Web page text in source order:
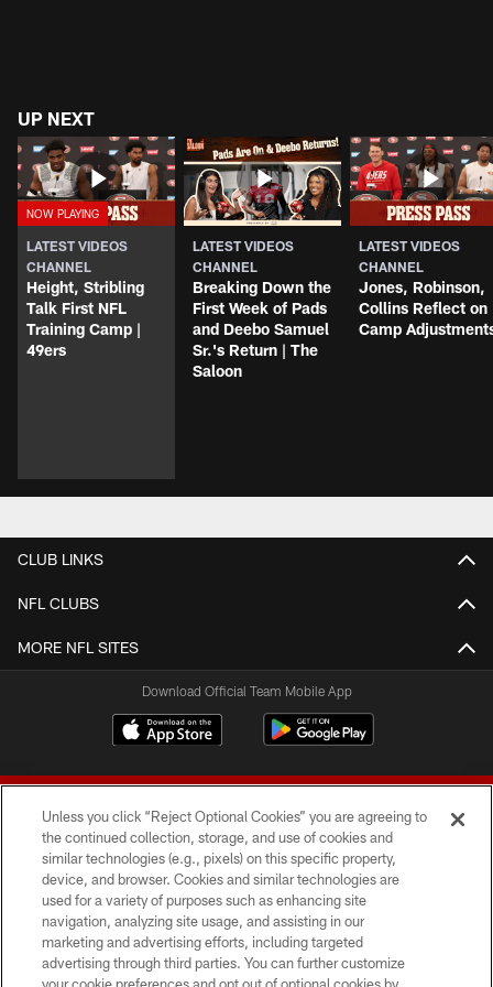
UP NEXT
LATEST VIDEOS
CHANNEL
Height, Stribling
Talk First NFL
Training Camp |
49ers
LATEST VIDEOS
CHANNEL
Breaking Down the
First Week of Pads
and Deebo Samuel
Sr.'s Return | The
Saloon
LATEST VIDEOS
CHANNEL
Jones, Robinson,
Collins Reflect on
Camp
CLUB LINKS
NFL CLUBS
MORE NFL SITES
Download Official Team Mobile App
© 2026 Forty Niners Football Company LLC
TERMS AND CONDITIONS
PRIVACY POLICY
Unless you click “Reject Optional Cookies” you are agreeing to
the continued collection, storage, and use of cookies and
similar technologies (e.g., pixels) on this specific property,
device, and browser. Cookies and similar technologies are
used for a variety of purposes such as enhancing site
navigation, analyzing site usage, and assisting in our
marketing and advertising efforts, including targeted
advertising through third parties. You can further customize